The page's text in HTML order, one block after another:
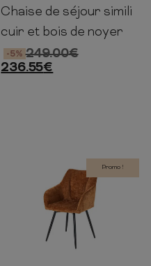
84cm 62cm 52cm
Chaise de séjour simili
cuir et bois de noyer
249.00€
-5%
236.55€
Promo !